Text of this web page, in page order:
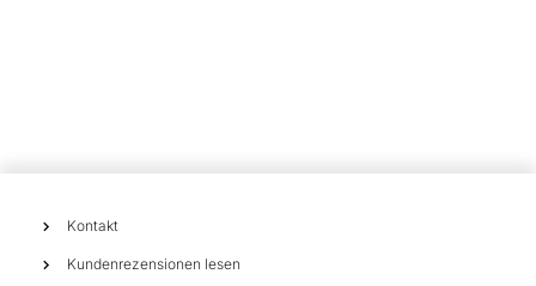
Kontakt
Kundenrezensionen lesen